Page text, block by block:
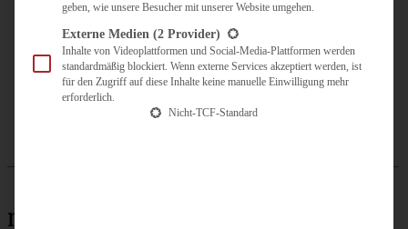
ÜBER MICH
ZUSAMMENARBEIT
mexikanisch
geben, wie unsere Besucher mit unserer Website umgehen.
Externe Medien (2 Provider)
Inhalte von Videoplattformen und Social-Media-Plattformen werden
standardmäßig blockiert. Wenn externe Services akzeptiert werden, ist
für den Zugriff auf diese Inhalte keine manuelle Einwilligung mehr
erforderlich.
Nicht-TCF-Standard